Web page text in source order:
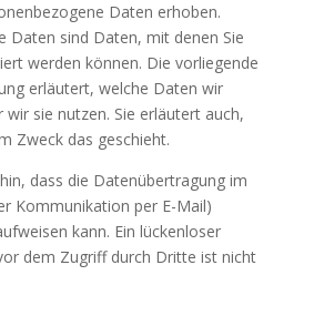
Daten erhoben.
Daten sind Daten, mit denen Sie
werden können. Die vorliegende
erläutert, welche Daten wir
sie nutzen. Sie erläutert auch,
Zweck das geschieht.
dass die Datenübertragung im
Kommunikation per E-Mail)
kann. Ein lückenloser
dem Zugriff durch Dritte ist nicht